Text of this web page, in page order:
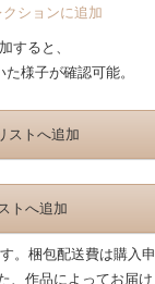
ションに追加
すると、
様子が確認可能。
ストへ追加
トへ追加
。梱包配送費は購入申
、作品によってお届け